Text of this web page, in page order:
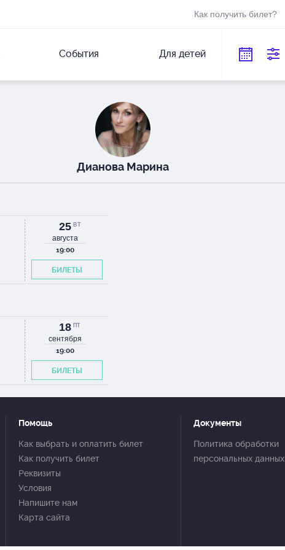
Как получить билет?
События Для детей
Дианова Марина
25 ВТ
августа
19:00
БИЛЕТЫ
18 ПТ
сентября
19:00
БИЛЕТЫ
Помощь
Как выбрать и оплатить билет
Как получить билет
Реквизиты
Условия
Напишите нам
Карта сайта
Документы
Политика обработки
персональных данных